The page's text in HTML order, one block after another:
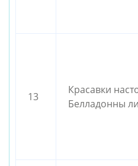
13
Красавки
Белладонны